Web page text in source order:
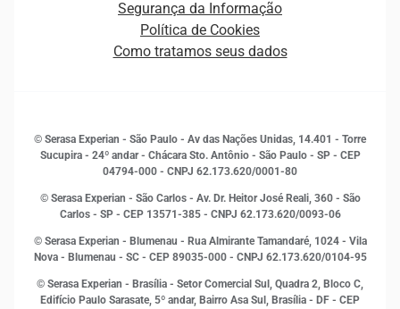
Empreendedorismo
Estudos e Pesquisas
Inovação e Tecnologia
Leis e impostos
Marketing
Open Finance
Proteção de Dados
Sustentabilidade Corporativa
Sala de Imprensa
Segurança da Informação
Política de Cookies
Como tratamos seus dados
© Serasa Experian - São Paulo - Av das Nações Unidas, 14.401 - Torre
Sucupira - 24º andar - Chácara Sto. Antônio - São Paulo - SP - CEP
04794-000 - CNPJ 62.173.620/0001-80
© Serasa Experian - São Carlos - Av. Dr. Heitor José Reali, 360 - São
Carlos - SP - CEP 13571-385 - CNPJ 62.173.620/0093-06
© Serasa Experian - Blumenau - Rua Almirante Tamandaré, 1024 - Vila
Nova - Blumenau - SC - CEP 89035-000 - CNPJ 62.173.620/0104-95
© Serasa Experian - Brasília - Setor Comercial Sul, Quadra 2, Bloco C,
Edifício Paulo Sarasate, 5º andar, Bairro Asa Sul, Brasília - DF - CEP